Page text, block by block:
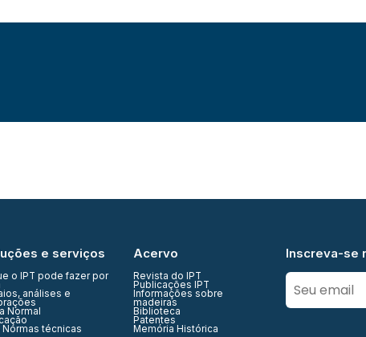
e serviços
o IPT pode fazer por
análises e
Normal
Normas técnicas
Acervo
Revista do IPT
Publicações IPT
Informações sobre
madeiras
Biblioteca
Patentes
Memória Histórica
Inscreva-se